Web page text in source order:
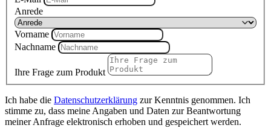
Anrede
Vorname
Nachname
Ihre Frage zum Produkt
Ich habe die Datenschutzerklärung zur Kenntnis genommen. Ich
stimme zu, dass meine Angaben und Daten zur Beantwortung
meiner Anfrage elektronisch erhoben und gespeichert werden.